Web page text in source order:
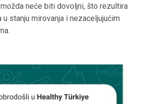
neće biti dovoljni, što rezultira
stanju mirovanja i nezaceljujućim